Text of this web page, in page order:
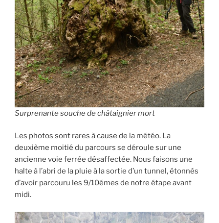
Surprenante souche de châtaignier mort
Les photos sont rares à cause de la météo. La
deuxième moitié du parcours se déroule sur une
ancienne voie ferrée désaffectée. Nous faisons une
halte à l’abri de la pluie à la sortie d’un tunnel, étonnés
d’avoir parcouru les 9/10émes de notre étape avant
midi.